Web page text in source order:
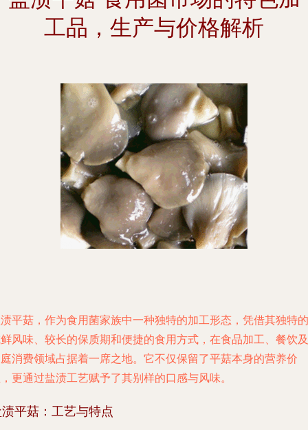
工品，生产与价格解析
平菇，作为食用菌家族中一种独特的加工形态，凭借其独特的
风味、较长的保质期和便捷的食用方式，在食品加工、餐饮及
消费领域占据着一席之地。它不仅保留了平菇本身的营养价
更通过盐渍工艺赋予了其别样的口感与风味。
平菇：工艺与特点